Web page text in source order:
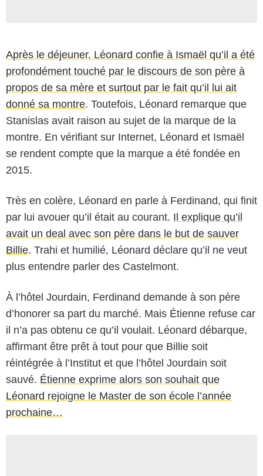
Après le déjeuner, Léonard confie à Ismaël qu’il a été
profondément touché par le discours de son père à
propos de sa mère et surtout par le fait qu’il lui ait
donné sa montre. Toutefois, Léonard remarque que
Stanislas avait raison au sujet de la marque de la
montre. En vérifiant sur Internet, Léonard et Ismaël
se rendent compte que la marque a été fondée en
2015.
Très en colère, Léonard en parle à Ferdinand, qui finit
par lui avouer qu’il était au courant. Il explique qu’il
avait un deal avec son père dans le but de sauver
Billie. Trahi et humilié, Léonard déclare qu’il ne veut
plus entendre parler des Castelmont.
À l’hôtel Jourdain, Ferdinand demande à son père
d’honorer sa part du marché. Mais Étienne refuse car
il n’a pas obtenu ce qu’il voulait. Léonard débarque,
affirmant être prêt à tout pour que Billie soit
réintégrée à l’Institut et que l’hôtel Jourdain soit
sauvé. Étienne exprime alors son souhait que
Léonard rejoigne le Master de son école l’année
prochaine…